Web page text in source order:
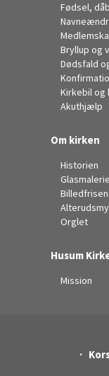
Fødsel,
Bryllup og
Dødsfald
Kirkebil
Akuthjælp
Om kirken
Historien
Billedfrisen
Orglet
Husum
Mission
·